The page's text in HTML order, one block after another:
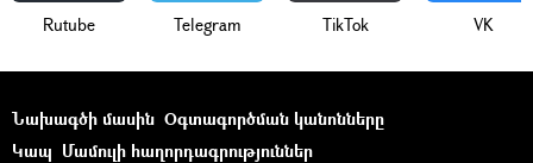
Rutube Telegram ТikТоk VK
Նախագծի մասին Օգտագործման կանոնները
Կապ Մամուլի հաղորդագրություններ